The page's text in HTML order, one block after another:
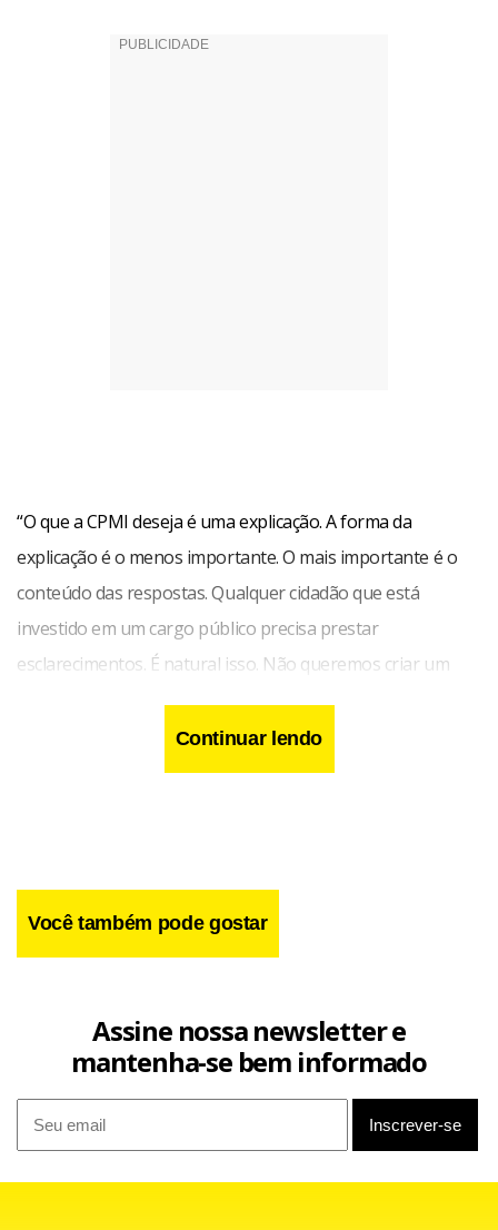
“O que a CPMI deseja é uma explicação. A forma da
explicação é o menos importante. O mais importante é o
conteúdo das respostas. Qualquer cidadão que está
investido em um cargo público precisa prestar
esclarecimentos. É natural isso. Não queremos criar um
cavalo de batalha em torno desse tema”, destacou o
Continuar lendo
Você também pode gostar
Assine nossa newsletter e
mantenha-se bem informado